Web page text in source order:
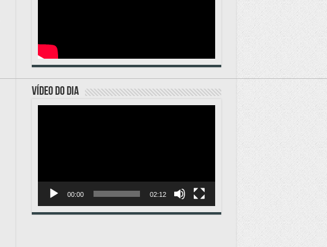
VÍDEO DO DIA
00:00 02:12